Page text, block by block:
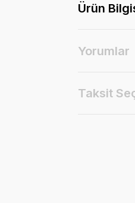
Ürün
Yorumlar
Taksit